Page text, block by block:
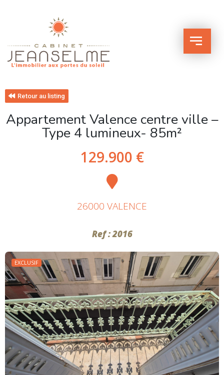
Retour au listing
Appartement Valence centre ville –
Type 4 lumineux- 85m²
129.900 €
26000 VALENCE
Ref : 2016
EXCLUSIF